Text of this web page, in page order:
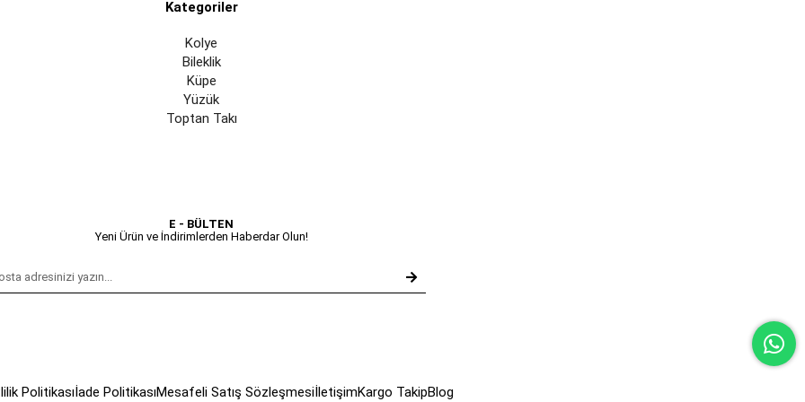
Kategoriler
Kolye
Bileklik
Küpe
Yüzük
Toptan Takı
E - BÜLTEN
Yeni Ürün ve İndirimlerden Haberdar Olun!
Politikasıİade PolitikasıMesafeli Satış SözleşmesiİletişimKargo TakipBlog